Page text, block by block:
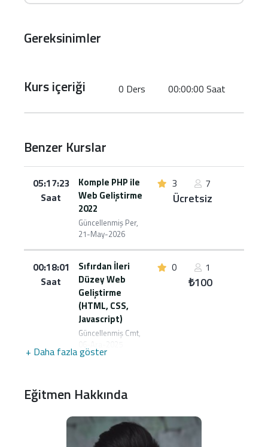
Gereksinimler
Kurs içeriği 0 Ders 00:00:00 Saat
+ Daha fazla göster
Benzer Kurslar
05:17:23
Saat
Komple PHP ile
Web Geliştirme
2022
Güncellenmiş Per,
21-May-2026
3 7
Ücretsiz
00:18:01
Saat
Sıfırdan İleri
Düzey Web
Geliştirme
(HTML, CSS,
Javascript)
Güncellenmiş Cmt,
0 1
₺100
Eğitmen Hakkında